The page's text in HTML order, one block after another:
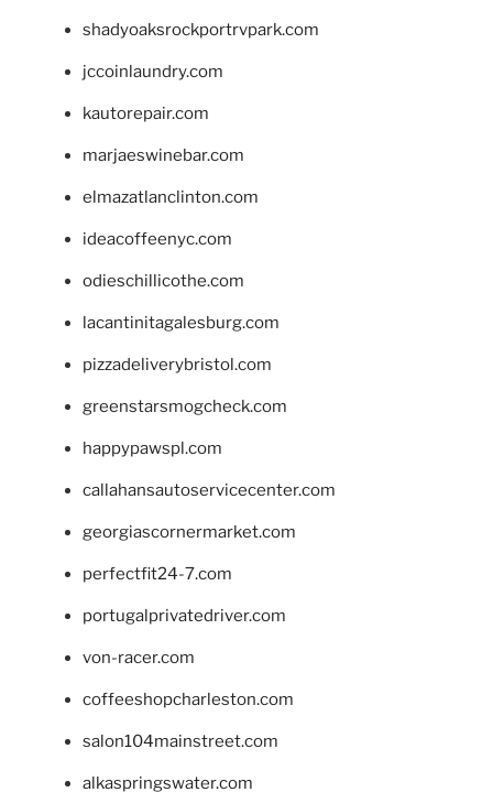
shadyoaksrockportrvpark.com
jccoinlaundry.com
kautorepair.com
marjaeswinebar.com
elmazatlanclinton.com
ideacoffeenyc.com
odieschillicothe.com
lacantinitagalesburg.com
pizzadeliverybristol.com
greenstarsmogcheck.com
happypawspl.com
callahansautoservicecenter.com
georgiascornermarket.com
perfectfit24-7.com
portugalprivatedriver.com
von-racer.com
coffeeshopcharleston.com
salon104mainstreet.com
alkaspringswater.com